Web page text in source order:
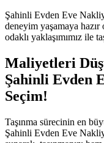
Şahinli Evden Eve
deneyim yaşamaya
odaklı yaklaşımımız ile
Maliyetleri
Şahinli Evden
Seçim!
Taşınma sürecinin en
Şahinli Evden Eve